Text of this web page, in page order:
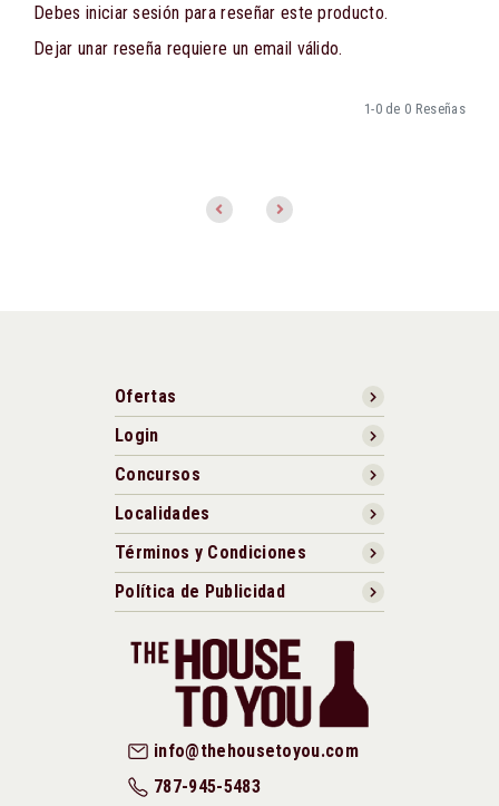
Debes iniciar sesión para reseñar este producto.
Dejar unar reseña requiere un email válido.
1-0 de 0 Reseñas
Ofertas
Login
Concursos
Localidades
Términos y Condiciones
Política de Publicidad
info@thehousetoyou.com
787-945-5483